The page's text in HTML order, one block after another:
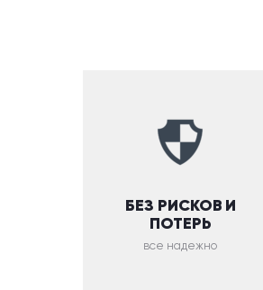
БЕЗ РИСКОВ И
ПОТЕРЬ
все надежно